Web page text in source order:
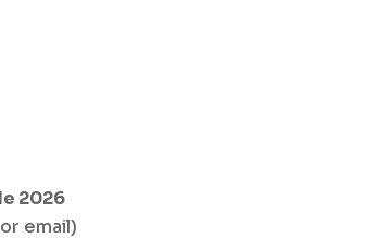
2026
email)